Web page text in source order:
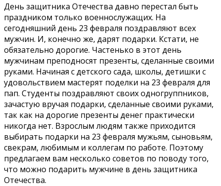
День защитника Отечества давно перестал быть
праздником только военнослужащих. На
сегодняшний день 23 февраля поздравляют всех
мужчин. И, конечно же, дарят подарки. Кстати, не
обязательно дорогие. Частенько в этот день
мужчинам преподносят презенты, сделанные своими
руками. Начиная с детского сада, школы, детишки с
удовольствием мастерят поделки на 23 февраля для
пап. Студенты поздравляют своих одногруппников,
зачастую вручая подарки, сделанные своими руками,
так как на дорогие презенты денег практически
никогда нет. Взрослым людям также приходится
выбирать подарки на 23 февраля мужьям, сыновьям,
свекрам, любимым и коллегам по работе. Поэтому
предлагаем вам несколько советов по поводу того,
что можно подарить мужчине в день защитника
Отечества.